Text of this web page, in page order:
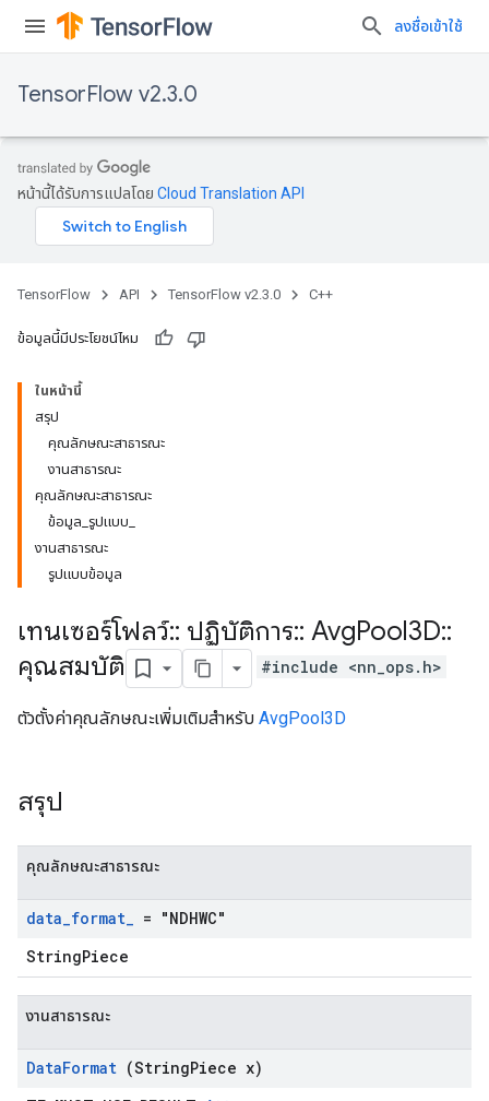
ลงชื่อเข้าใช้
TensorFlow v2.3.0
หน้านี้ได้รับการแปลโดย Cloud Translation API
TensorFlow API TensorFlow v2.3.0 C++
ข้อมูลนี้มีประโยชน์ไหม
ในหน้านี้
สรุป
คุณลักษณะสาธารณะ
งานสาธารณะ
คุณลักษณะสาธารณะ
ข้อมูล_รูปแบบ_
งานสาธารณะ
รูปแบบข้อมูล
เทนเซอร์โฟลว์:: ปฏิบัติการ:: AvgPool3D::
คุณสมบัติ
#include <nn_ops.h>
ตัวตั้งค่าคุณลักษณะเพิ่มเติมสำหรับ AvgPool3D
สรุป
คุณลักษณะสาธารณะ
data_format_ = "NDHWC"
StringPiece
งานสาธารณะ
DataFormat (StringPiece x)